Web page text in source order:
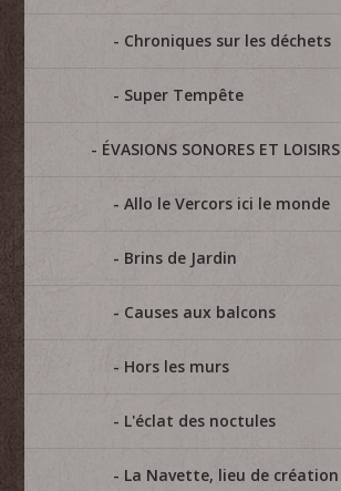
Chroniques sur les déchets
Super Tempête
ÉVASIONS SONORES ET LOISIRS
Allo le Vercors ici le monde
Brins de Jardin
Causes aux balcons
Hors les murs
L'éclat des noctules
La Navette, lieu de création